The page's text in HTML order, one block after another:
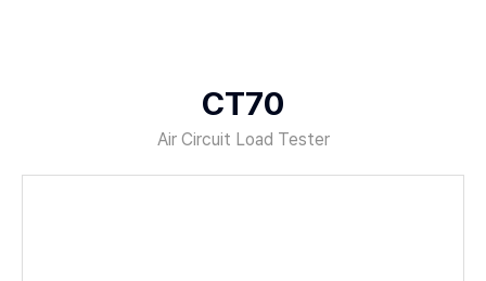
CT70
Air Circuit Load Tester